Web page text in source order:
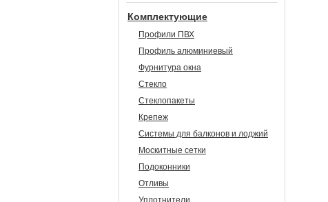
Комплектующие
Профили ПВХ
Профиль алюминиевый
Фурнитура окна
Стекло
Стеклопакеты
Крепеж
Системы для балконов и лоджий
Москитные сетки
Подоконники
Отливы
Уплотнители